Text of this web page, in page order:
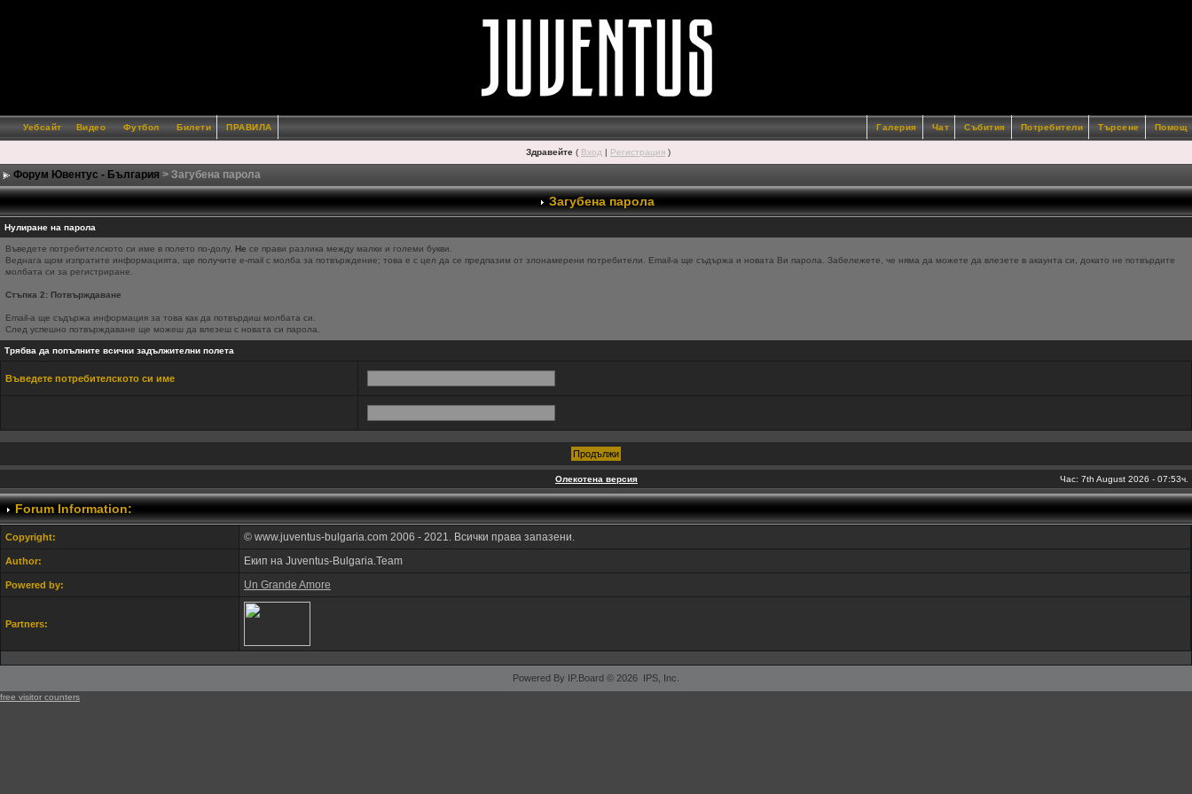
Уебсайт Видео Футбол Билети ПРАВИЛА Помощ
Търсене
Потребители
Събития
Чат
Галерия
Здравейте ( Вход | Регистрация )
Форум Ювентус - България > Загубена парола
Загубена парола
Нулиране на парола
Въведете потребителското си име в полето по-долу. Не се прави разлика между малки и големи букви.
Веднага щом изпратите информацията, ще получите e-mail с молба за потвърждение; това е с цел да се предпазим от злонамерени потребители. Email-a ще съдържа и новата Ви парола. Забележете, че няма да можете да влезете в акаунта си, докато не потвърдите
молбата си за регистриране.
Стъпка 2: Потвърждаване
Email-a ще съдържа информация за това как да потвърдиш молбата си.
След успешно потвърждаване ще можеш да влезеш с новата си парола.
Трябва да попълните всички задължителни полета
Въведете потребителското си име
Олекотена версия Час: 7th August 2026 - 07:53ч.
Forum Information:
Copyright: © www.juventus-bulgaria.com 2006 - 2021. Всички права запазени.
Author: Екип на Juventus-Bulgaria.Team
Powered by: Un Grande Amore
Partners:
Powered By IP.Board © 2026 IPS, Inc.
free visitor counters